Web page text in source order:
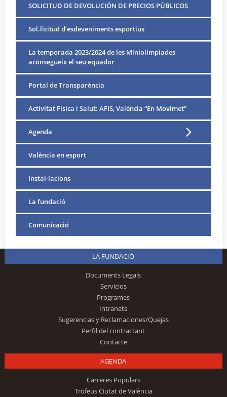
SOLICITUD DE DEVOLUCIÓN DE PRECIOS PÚBLICOS
Sol.licitud d’esdeveniments esportius
La temporada 2023/2024 de les Miniolimpiades
aconsegueix el seu equador
Portal de Transparència
Activitat Física i Salut: AFIS, València “En Movimet”
Agenda
València en esport
Instal·lacions
La fundació
Comunicació
LA FUNDACIÓ
Documents Legals
Servicios
Programes
Intranets
Sugerencias y Reclamaciones/Quejas
Perfil del contractant
Contacte
AGENDA
Carreres Populars
Trofeus Ciutat de València